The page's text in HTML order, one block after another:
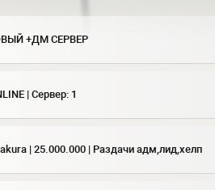
+ДМ СЕРВЕР
| Сервер: 1
| 25.000.000 | Раздачи адм,лид,хелп